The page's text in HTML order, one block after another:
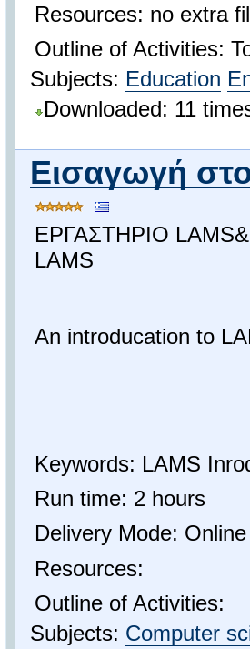
Resources: no extra
Outline of Activities:
Subjects: Education
Downloaded: 11
Eισαγωγή
ΕΡΓΑΣΤΗΡΙΟ
LAMS
An introducation to
Keywords: LAMS
Run time: 2 hours
Delivery Mode: Online
Resources:
Outline of Activities:
Subjects: Computer